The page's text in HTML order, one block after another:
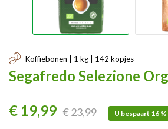
Koffiebonen | 1 kg | 142 kopjes
Segafredo Selezione
€ 19,99 € 23,99 U bespaart 16 %